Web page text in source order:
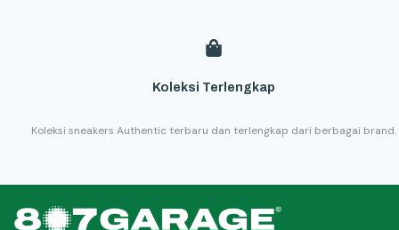
Koleksi Terlengkap
Koleksi sneakers Authentic terbaru dan terlengkap dari berbagai brand.